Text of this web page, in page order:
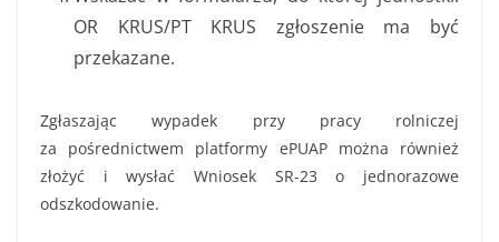
OR KRUS/PT KRUS zgłoszenie ma być
przekazane.
Zgłaszając wypadek przy pracy rolniczej
za pośrednictwem platformy ePUAP można również
złożyć i wysłać Wniosek SR-23 o jednorazowe
odszkodowanie.